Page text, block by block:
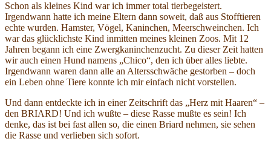
Schon als kleines Kind war ich immer total tierbegeistert.
Irgendwann hatte ich meine Eltern dann soweit, daß aus Stofftieren
echte wurden. Hamster, Vögel, Kaninchen, Meerschweinchen. Ich
war das glücklichste Kind inmitten meines kleinen Zoos. Mit 12
Jahren begann ich eine Zwergkaninchenzucht. Zu dieser Zeit hatten
wir auch einen Hund namens „Chico“, den ich über alles liebte.
Irgendwann waren dann alle an Altersschwäche gestorben – doch
ein Leben ohne Tiere konnte ich mir einfach nicht vorstellen.
Und dann entdeckte ich in einer Zeitschrift das „Herz mit Haaren“ –
den BRIARD! Und ich wußte – diese Rasse mußte es sein! Ich
denke, das ist bei fast allen so, die einen Briard nehmen, sie sehen
die Rasse und verlieben sich sofort.